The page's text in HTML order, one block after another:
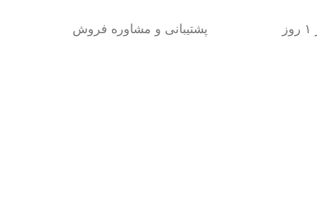
پشتیبانی و مشاوره فروش